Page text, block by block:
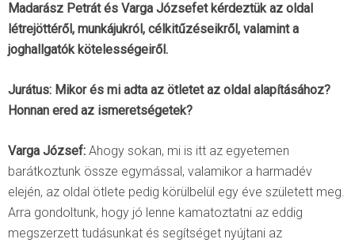
Madarász Petrát és Varga Józsefet kérdeztük az oldal
létrejöttéről, munkájukról, célkitűzéseikről, valamint a
joghallgatók kötelességeiről.
Jurátus: Mikor és mi adta az ötletet az oldal alapításához?
Honnan ered az ismeretségetek?
Varga József: Ahogy sokan, mi is itt az egyetemen
barátkoztunk össze egymással, valamikor a harmadév
elején, az oldal ötlete pedig körülbelül egy éve született meg.
Arra gondoltunk, hogy jó lenne kamatoztatni az eddig
megszerzett tudásunkat és segítséget nyújtani az